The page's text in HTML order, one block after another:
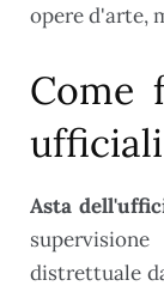
opere d'arte,
Come
Asta
distrettuale